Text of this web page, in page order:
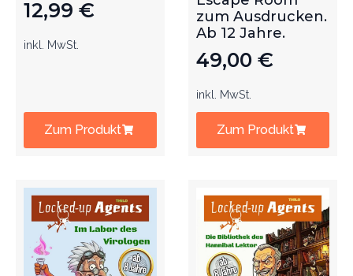
12,99 €
inkl. MwSt.
Zum Produkt
zum Ausdrucken.
Ab 12 Jahre.
49,00 €
inkl. MwSt.
Zum Produkt